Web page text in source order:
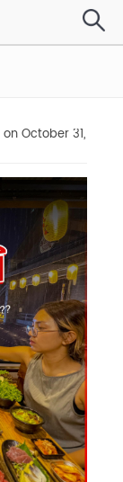
on October 31,